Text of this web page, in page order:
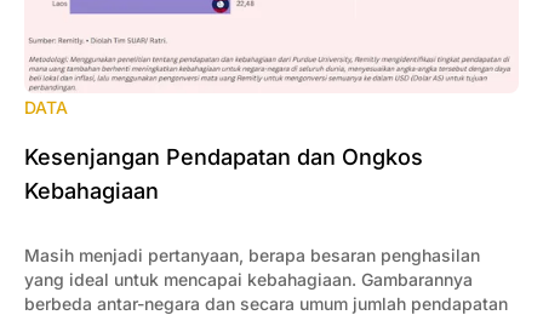
DATA
Kesenjangan Pendapatan dan Ongkos
Kebahagiaan
Masih menjadi pertanyaan, berapa besaran penghasilan
yang ideal untuk mencapai kebahagiaan. Gambarannya
berbeda antar-negara dan secara umum jumlah pendapatan